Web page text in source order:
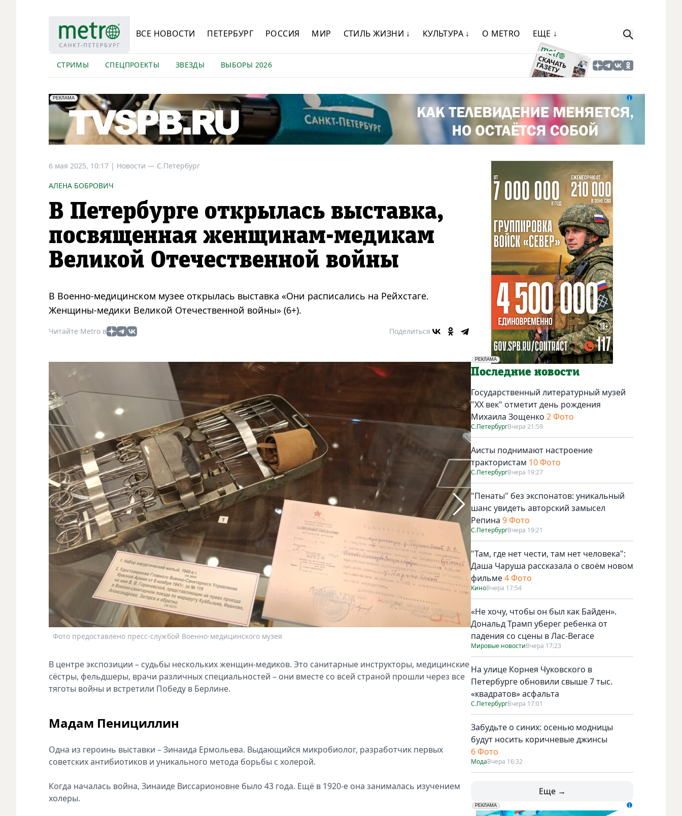
ВСЕ НОВОСТИ ПЕТЕРБУРГ РОССИЯ МИР СТИЛЬ ЖИЗНИ ↓ КУЛЬТУРА ↓ О METRO ЕЩЕ ↓
СТРИМЫ СПЕЦПРОЕКТЫ ЗВЕЗДЫ ВЫБОРЫ 2026
erid: LdtCK5Efv
РЕКЛАМА
АО "ГАТР", ИНН: 7841320717
6 мая 2025, 10:17 | Новости — С.Петербург
АЛЕНА БОБРОВИЧ
В Петербурге открылась выставка,
посвященная женщинам-медикам
Великой Отечественной войны
В Военно-медицинском музее открылась выставка «Они расписались на Рейхстаге.
Женщины-медики Великой Отечественной войны» (6+).
Читайте Metro в Поделиться
Фото предоставлено пресс-службой Военно-медицинского музея
Зинаида Ермольева (в центре) в годы Великой
медицинского музея
В центре экспозиции – судьбы нескольких женщин-медиков. Это санитарные инструкторы, медицинские
сёстры, фельдшеры, врачи различных специальностей – они вместе со всей страной прошли через все
тяготы войны и встретили Победу в Берлине.
Мадам Пенициллин
Одна из героинь выставки – Зинаида Ермольева. Выдающийся микробиолог, разработчик первых
советских антибиотиков и уникального метода борьбы с холерой.
Когда началась война, Зинаиде Виссарионовне было 43 года. Ещё в 1920-е она занималась изучением
холеры.
РЕКЛАМА
Социальная реклама
Последние новости
Государственный литературный музей
"ХХ век" отметит день рождения
Михаила Зощенко 2 Фото
С.ПетербургВчера 21:59
Аисты поднимают настроение
трактористам 10 Фото
С.ПетербургВчера 19:27
"Пенаты" без экспонатов: уникальный
шанс увидеть авторский замысел
Репина 9 Фото
С.ПетербургВчера 19:21
"Там, где нет чести, там нет человека":
Даша Чаруша рассказала о своём новом
фильме4 Фото
КиноВчера 17:54
«Не хочу, чтобы он был как Байден».
Дональд Трамп уберег ребенка от
падения со сцены в Лас-Вегасе
Мировые новостиВчера 17:23
На улице Корнея Чуковского в
Петербурге обновили свыше 7 тыс.
«квадратов» асфальта
С.ПетербургВчера 17:01
Забудьте о синих: осенью модницы
будут носить коричневые джинсы
6 Фото
МодаВчера 16:32
Еще →
erid: LdtCK5udn
РЕКЛАМА
АО "ГАТР", ИНН: 7841320717